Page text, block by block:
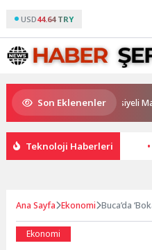
USD44.64 TRY
Son Eklenenler
Geleceği ve Yatırım Potansiyeli
Teknoloji Haberleri
Ana Sayfa Ekonomi Buca’da
Ekonomi